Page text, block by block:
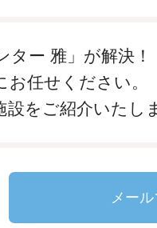
ー 雅」が解決！
任せください。
をご紹介いたし
メー